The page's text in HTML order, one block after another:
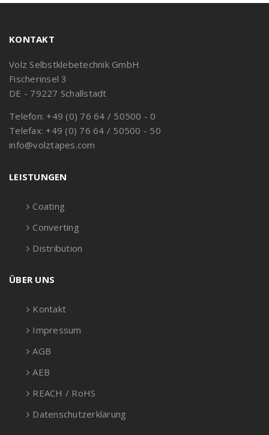
KONTAKT
Volz Selbstklebetechnik GmbH
Fischerinsel 3
DE - 79227 Schallstadt
Telefon: +49 (0) 76 64 / 50500 - 0
Telefax: +49 (0) 76 64 / 50500 - 50
info@volztapes.com
LEISTUNGEN
Coating
Converting
Distribution
ÜBER UNS
Kontakt
Impressum
AGB
AEB
REACH / RoHS
Datenschutzerklärung